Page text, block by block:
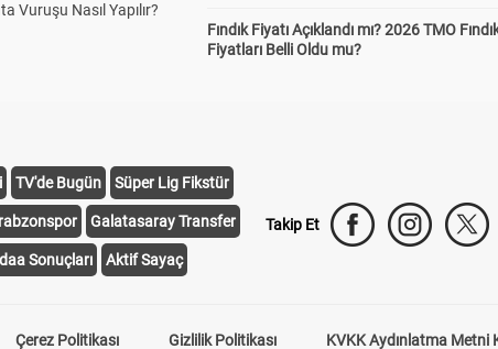
Vuruşu Nasıl Yapılır?
Fındık Fiyatı Açıklandı mı? 2026 TMO
Fiyatları Belli Oldu mu?
TV'de Bugün Süper Lig Fikstür
Galatasaray Transfer
Sonuçları Aktif Sayaç
Takip Et
Çerez Politikası Gizlilik Politikası KVKK Aydınlatma Metni